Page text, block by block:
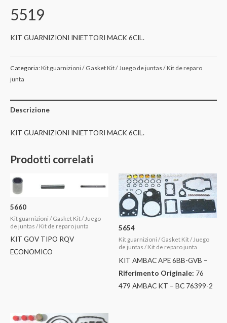
5519
KIT GUARNIZIONI INIETTORI MACK 6CIL.
Categoria:Kit guarnizioni / Gasket Kit / Juego de juntas / Kit de reparo
junta
Descrizione
KIT GUARNIZIONI INIETTORI MACK 6CIL.
Prodotti correlati
5660
Kit guarnizioni / Gasket Kit / Juego
de juntas / Kit de reparo junta
KIT GOV TIPO RQV
ECONOMICO
5654
Kit guarnizioni / Gasket Kit / Juego
de juntas / Kit de reparo junta
KIT AMBAC APE 6BB-GVB –
Riferimento Originale: 76
479 AMBAC KT – BC 76399-2